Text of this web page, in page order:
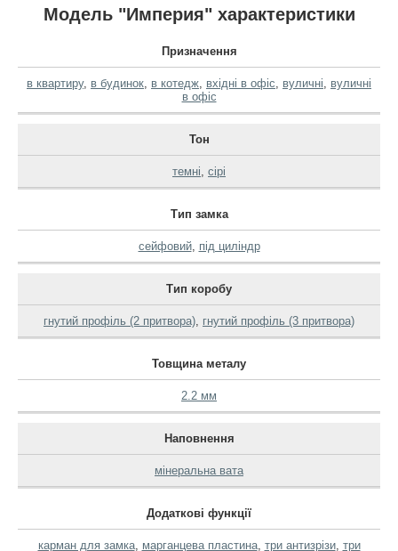
Модель "Империя" характеристики
Призначення
в квартиру, в будинок в котедж вхідні в офіс вуличні
вуличні
в офіс
Тон
темні сірі
Тип замка
сейфовий, під циліндр
Тип коробу
гнутий профіль (2 притвора) гнутий профіль (3 притвора)
Товщина металу
2.2 мм
Наповнення
мінеральна вата
Додаткові функції
карман для замка, марганцева пластина, три антизрізи, три